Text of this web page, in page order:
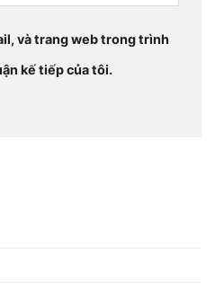
và trang web trong trình
kế tiếp của tôi.